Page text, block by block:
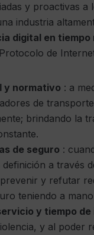
y proactivas
industria
digital en tiempo
de
y normativo : a
de
brindando la
de seguro :
a través
y refutar
teniendo a
y tiempo
y al poder